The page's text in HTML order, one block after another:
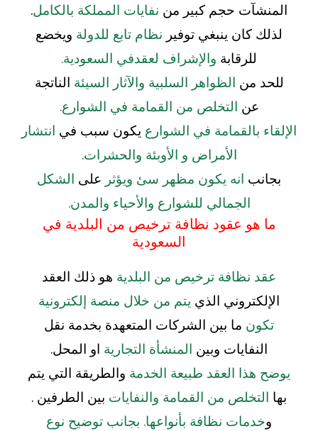
المنشآت حجم كبير من نفايات المملكة بالكامل.
لذلك كان ينبغي توفير نظام تابع للدولة ويخضع
للرقابة والإشراف لعقدفي السعودية.
للحد من الظواهر السلبية والآثار السيئة الناتجة
عن التخلص من القمامة في الشوارع.
الإلقاء بالقمامة في الشوارع يكون سبب في انتشار
الأمراض و الأوبئة والحشرات.
بجانب انه يكون مظهر سئ ويؤثر على الشكل
الجمالي للشوارع والأحياء والمدن.
ما هو عقود نظافة ترخيص من البلدية في
السعودية
عقد نظافة ترخيص من البلدية هو ذلك العقد
الإلكتروني الذي يتم من خلال منصة إلكترونية
تكون ما بين الشركات المتعهدة بخدمة نقل
النفايات وبين المنشأة التجارية او المحل.
يوضح هذا العقد طبيعة الخدمة والطريقة التي يتم
بها التخلص من القمامة والنفايات بين الطرفين .
وخدمات نظافة بأنواعها. بجانب توضيح نوع